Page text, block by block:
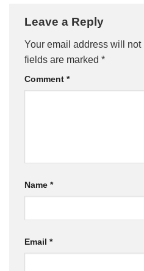
Leave a Reply
Your email address will not
fields are marked *
Comment *
Name *
Email *